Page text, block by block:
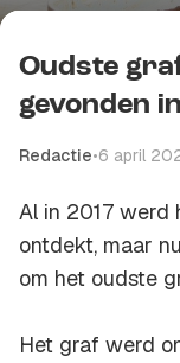
Oudste
gevonden
Redactie•6 april
Al in 2017 werd
ontdekt, maar
om het oudste
Het graf werd